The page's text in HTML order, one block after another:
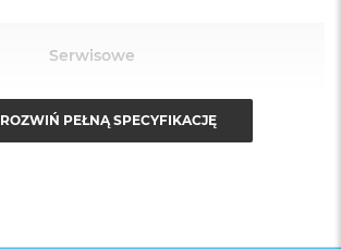
Serwisowe
ROZWIŃ PEŁNĄ SPECYFIKACJĘ